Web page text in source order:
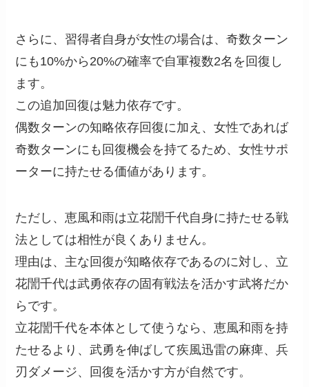
さらに、習得者自身が女性の場合は、奇数ターン
にも10%から20%の確率で自軍複数2名を回復し
ます。
この追加回復は魅力依存です。
偶数ターンの知略依存回復に加え、女性であれば
奇数ターンにも回復機会を持てるため、女性サポ
ーターに持たせる価値があります。
ただし、恵風和雨は立花誾千代自身に持たせる戦
法としては相性が良くありません。
理由は、主な回復が知略依存であるのに対し、立
花誾千代は武勇依存の固有戦法を活かす武将だか
らです。
立花誾千代を本体として使うなら、恵風和雨を持
たせるより、武勇を伸ばして疾風迅雷の麻痺、兵
刃ダメージ、回復を活かす方が自然です。